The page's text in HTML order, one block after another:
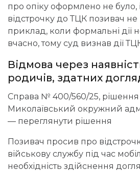
про опіку оформлено не було,
відстрочку до ТЦК позивач
приклад, коли формальні дії
вчасно, тому суд визнав дії
Відмова через
родичів, здатних
Справа № 400/560/25, рішення
Миколаївський окружний
— переглянути рішення
Позивач просив про
військову службу під час
необхідність здійснення